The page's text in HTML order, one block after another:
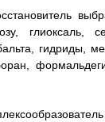
глиоксаль,
гидриды,